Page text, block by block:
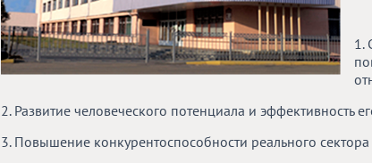
1.
2. Развитие человеческого потенциала и эффективность
3. Повышение конкурентоспособности реального